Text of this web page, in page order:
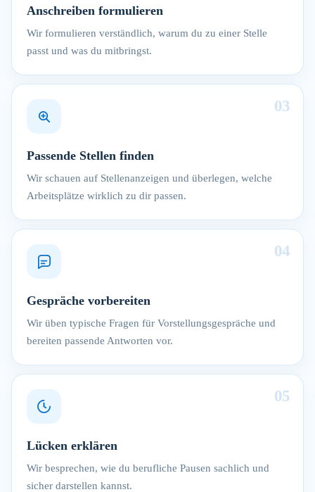
Anschreiben formulieren
Wir formulieren verständlich, warum du zu einer Stelle
passt und was du mitbringst.
03
Passende Stellen finden
Wir schauen auf Stellenanzeigen und überlegen, welche
Arbeitsplätze wirklich zu dir passen.
04
Gespräche vorbereiten
Wir üben typische Fragen für Vorstellungsgespräche und
bereiten passende Antworten vor.
05
Lücken erklären
Wir besprechen, wie du berufliche Pausen sachlich und
sicher darstellen kannst.